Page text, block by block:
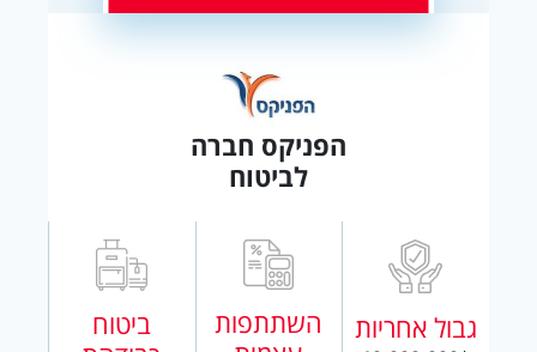
הפניקס חברה
לביטוח
גבול אחריות
השתתפות
ביטוח